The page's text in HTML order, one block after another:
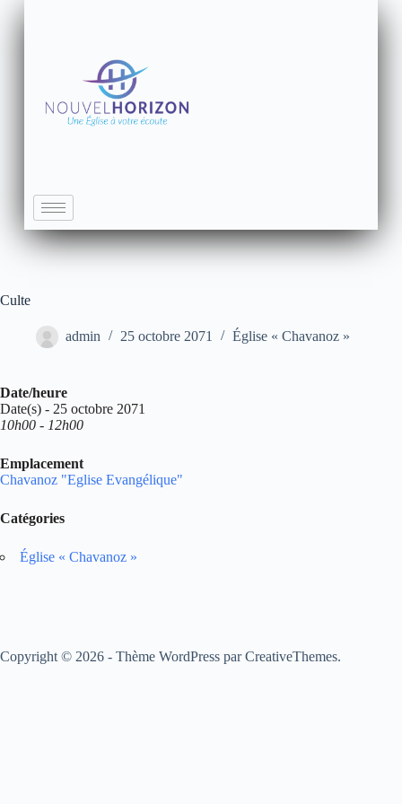
Culte
admin 25 octobre 2071 Église « Chavanoz »
Date/heure
Date(s) - 25 octobre 2071
10h00 - 12h00
Emplacement
Chavanoz "Eglise Evangélique"
Catégories
Église « Chavanoz »
Copyright © 2026 - Thème WordPress parCreativeThemes.